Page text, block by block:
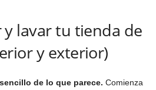
lavar tu tienda de
y exterior)
de lo que parece. Comienza